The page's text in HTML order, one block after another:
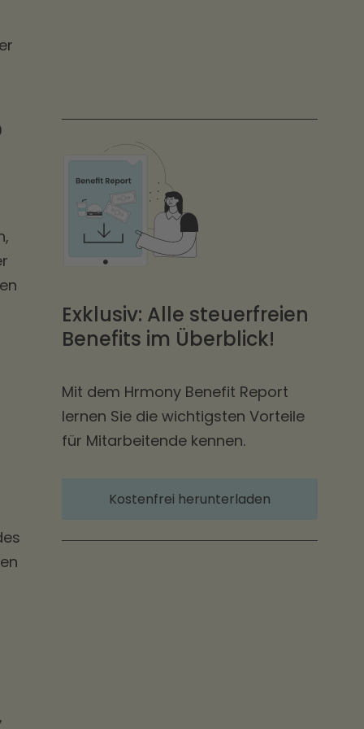
Exklusiv: Alle steuerfreien
Benefits im Überblick!
Mit dem Hrmony Benefit Report
lernen Sie die wichtigsten Vorteile
für Mitarbeitende kennen.
Kostenfrei herunterladen